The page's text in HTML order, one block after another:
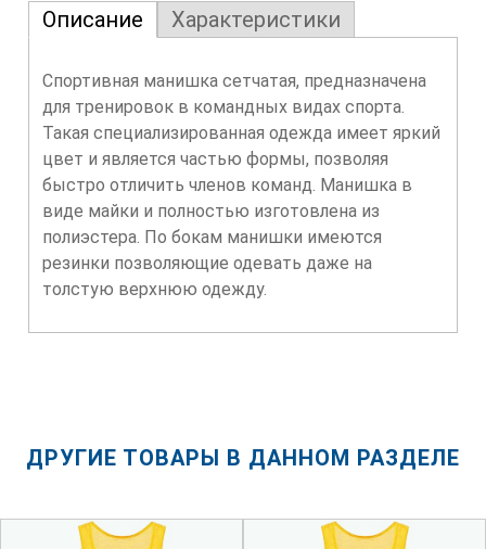
Описание Характеристики
Спортивная манишка сетчатая, предназначена
для тренировок в командных видах спорта.
Такая специализированная одежда имеет яркий
цвет и является частью формы, позволяя
быстро отличить членов команд. Манишка в
виде майки и полностью изготовлена из
полиэстера. По бокам манишки имеются
резинки позволяющие одевать даже на
толстую верхнюю одежду.
ДРУГИЕ ТОВАРЫ В ДАННОМ РАЗДЕЛЕ